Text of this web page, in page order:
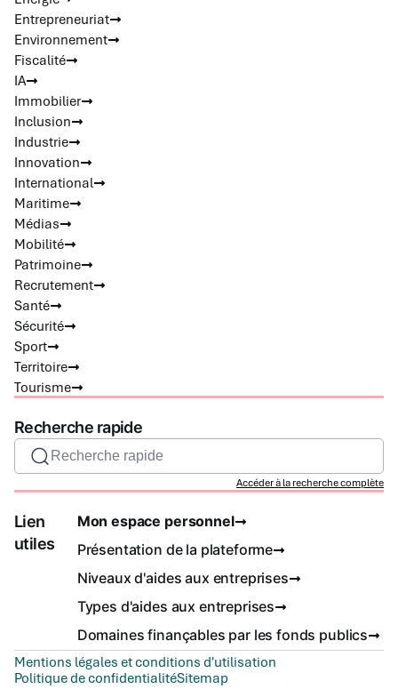
Entrepreneuriat
Environnement
Fiscalité
IA
Immobilier
Inclusion
Industrie
Innovation
International
Maritime
Médias
Mobilité
Patrimoine
Recrutement
Santé
Sécurité
Sport
Territoire
Tourisme
Recherche rapide
Recherche rapide
Accéder à la recherche complète
Lien
utiles
Mon espace personnel
Présentation de la plateforme
Niveaux d'aides aux entreprises
Types d'aides aux entreprises
Domaines finançables par les fonds publics
Mentions légales et conditions d'utilisation
Politique de confidentialitéSitemap